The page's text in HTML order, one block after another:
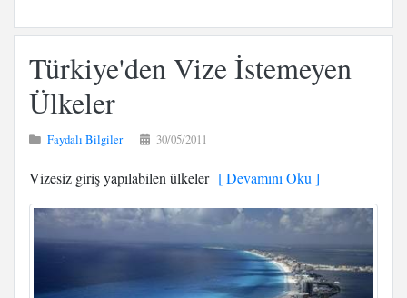
Türkiye'den Vize İstemeyen
Ülkeler
Faydalı Bilgiler 30/05/2011
Vizesiz giriş yapılabilen ülkeler[ Devamını Oku ]